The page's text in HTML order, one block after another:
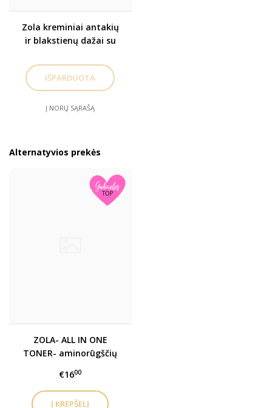
Zola kreminiai antakių
ir blakstienų dažai su
Į NORŲ SĄRAŠĄ
Alternatyvios prekės
ZOLA- ALL IN ONE
TONER- aminorūgščių
€1600
Į KREPŠELĮ